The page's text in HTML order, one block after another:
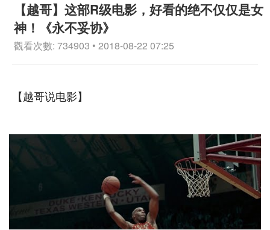
【越哥】这部R级电影，好看的绝不仅仅是女
神！《永不妥协》
觀看次數: 734903 • 2018-08-22 07:25
【越哥说电影】